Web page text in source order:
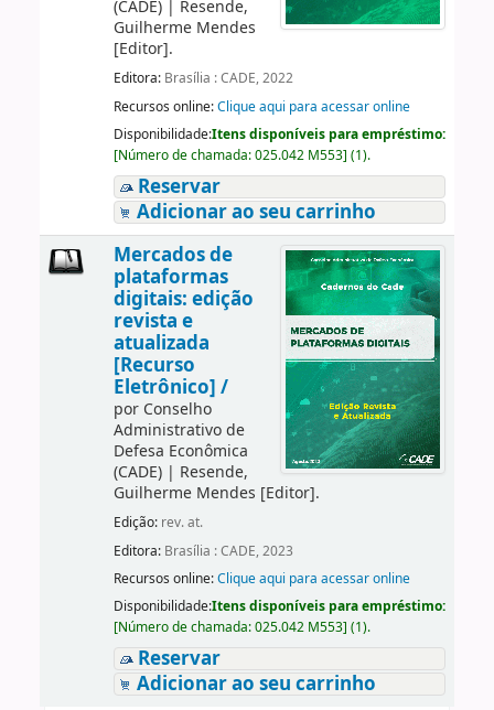
(CADE)| Resende,
Guilherme Mendes
[Editor].
Editora: Brasília : CADE, 2022
Recursos online:Clique aqui para acessar online
Disponibilidade:Itens disponíveis para empréstimo:
[Número de chamada:025.042 M553] (1).
Reservar
Adicionar ao seu carrinho
Mercados de
plataformas
digitais: edição
revista e
atualizada
[Recurso
Eletrônico] /
por Conselho
Administrativo de
Defesa Econômica
(CADE)| Resende,
Guilherme Mendes [Editor].
Edição: rev. at.
Editora: Brasília : CADE, 2023
Recursos online:Clique aqui para acessar online
Disponibilidade:Itens disponíveis para empréstimo:
[Número de chamada:025.042 M553] (1).
Reservar
Adicionar ao seu carrinho